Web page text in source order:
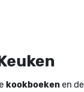
kookboeken en